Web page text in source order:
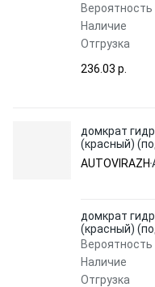
Вероятность
Наличие
Отгрузка
236.03 p.
домкрат
(красный)
AUTOVIRAZH
домкрат
(красный)
Вероятность
Наличие
Отгрузка